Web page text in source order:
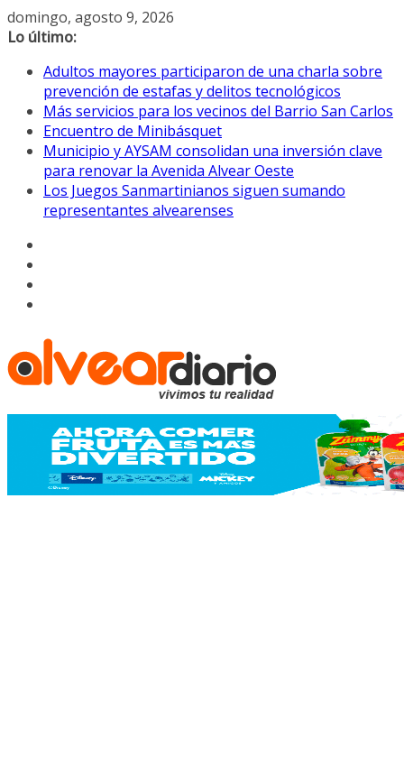
Saltar
al
domingo, agosto 9, 2026
Lo último:
Adultos mayores participaron de una charla sobre
prevención de estafas y delitos tecnológicos
Más servicios para los vecinos del Barrio San Carlos
Encuentro de Minibásquet
Municipio y AYSAM consolidan una inversión clave
para renovar la Avenida Alvear Oeste
Los Juegos Sanmartinianos siguen sumando
representantes alvearenses